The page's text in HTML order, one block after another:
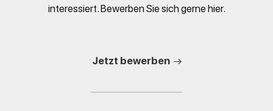
interessiert. Bewerben Sie sich gerne hier.
Jetzt bewerben